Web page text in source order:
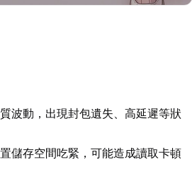
波動，出現封包遺失、高延遲等狀
儲存空間吃緊，可能造成讀取卡頓